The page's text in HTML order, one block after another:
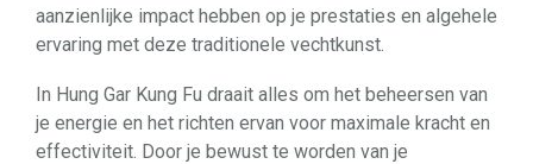
aanzienlijke impact hebben op je prestaties en algehele
ervaring met deze traditionele vechtkunst.
In Hung Gar Kung Fu draait alles om het beheersen van
je energie en het richten ervan voor maximale kracht en
effectiviteit. Door je bewust te worden van je